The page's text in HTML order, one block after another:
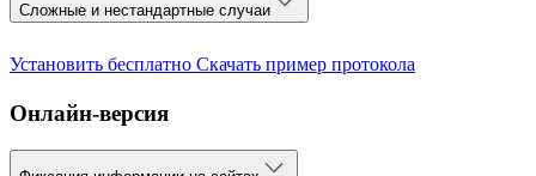
Сложные и нестандартные случаи
Установить бесплатно Скачать пример протокола
Онлайн-версия